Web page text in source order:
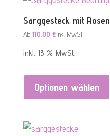
Sarggesteck mit Rosen
Ab 110,00 € inkl. MwST
inkl. 13 % MwSt.
Optionen wählen